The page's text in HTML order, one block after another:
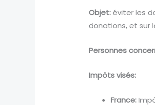
Objet:éviter les
donations, et sur
Personnes
Impôts visés:
France: